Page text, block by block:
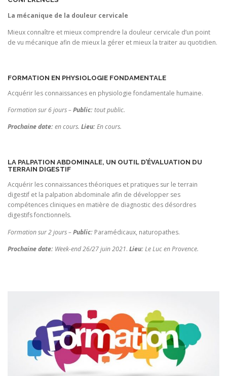
La mécanique de la douleur cervicale
Mieux connaître et mieux comprendre la douleur cervicale d’un point
de vu mécanique afin de mieux la gérer et mieux la traiter au quotidien.
FORMATION EN PHYSIOLOGIE FONDAMENTALE
Acquérir les connaissances en physiologie fondamentale humaine.
Formation sur 6 jours –Public:tout public.
Prochaine date:en cours. Lieu:En cours.
LA PALPATION ABDOMINALE, UN OUTIL D’ÉVALUATION DU
TERRAIN DIGESTIF
Acquérir les connaissances théoriques et pratiques sur le terrain
digestif et la palpation abdominale afin de développer ses
compétences cliniques en matière de diagnostic des désordres
digestifs fonctionnels.
Formation sur 2 jours –Public: Paramédicaux, naturopathes.
Prochaine date: Week-end 26/27 juin 2021. Lieu:Le Luc en Provence.